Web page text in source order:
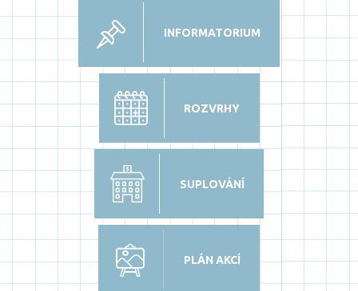
INFORMATORIUM
ROZVRHY
SUPLOVÁNÍ
PLÁN AKCÍ